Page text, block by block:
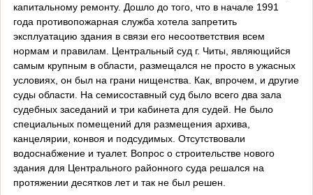
капитальному ремонту. Дошло до того, что в начале 1991
года противопожарная служба хотела запретить
эксплуатацию здания в связи его несоответствия всем
нормам и правилам. Центральный суд г. Читы, являющийся
самым крупным в области, размещался не просто в ужасных
условиях, он был на грани нищенства. Как, впрочем, и другие
суды области. На семисоставный суд было всего два зала
судебных заседаний и три кабинета для судей. Не было
специальных помещений для размещения архива,
канцелярии, конвоя и подсудимых. Отсутствовали
водоснабжение и туалет. Вопрос о строительстве нового
здания для Центрального районного суда решался на
протяжении десятков лет и так не был решен.